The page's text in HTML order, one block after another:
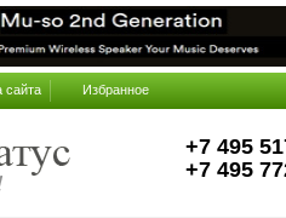
сайта Избранное
+7 495
+7 495